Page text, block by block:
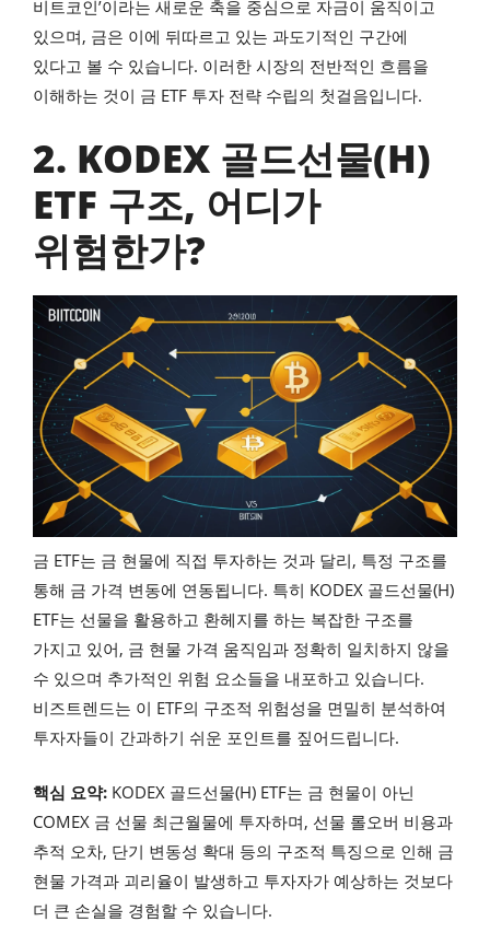
비트코인’이라는 새로운 축을 중심으로 자금이 움직이고
있으며, 금은 이에 뒤따르고 있는 과도기적인 구간에
있다고 볼 수 있습니다. 이러한 시장의 전반적인 흐름을
이해하는 것이 금 ETF 투자 전략 수립의 첫걸음입니다.
2. KODEX 골드선물(H)
ETF 구조, 어디가
위험한가?
금 ETF는 금 현물에 직접 투자하는 것과 달리, 특정 구조를
통해 금 가격 변동에 연동됩니다. 특히 KODEX 골드선물(H)
ETF는 선물을 활용하고 환헤지를 하는 복잡한 구조를
가지고 있어, 금 현물 가격 움직임과 정확히 일치하지 않을
수 있으며 추가적인 위험 요소들을 내포하고 있습니다.
비즈트렌드는 이 ETF의 구조적 위험성을 면밀히 분석하여
투자자들이 간과하기 쉬운 포인트를 짚어드립니다.
핵심 요약: KODEX 골드선물(H) ETF는 금 현물이 아닌
COMEX 금 선물 최근월물에 투자하며, 선물 롤오버 비용과
추적 오차, 단기 변동성 확대 등의 구조적 특징으로 인해 금
현물 가격과 괴리율이 발생하고 투자자가 예상하는 것보다
더 큰 손실을 경험할 수 있습니다.